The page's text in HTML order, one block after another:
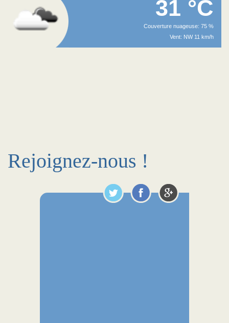
31 °C
Couverture nuageuse: 75 %
Vent: NW 11 km/h
Rejoignez-nous !